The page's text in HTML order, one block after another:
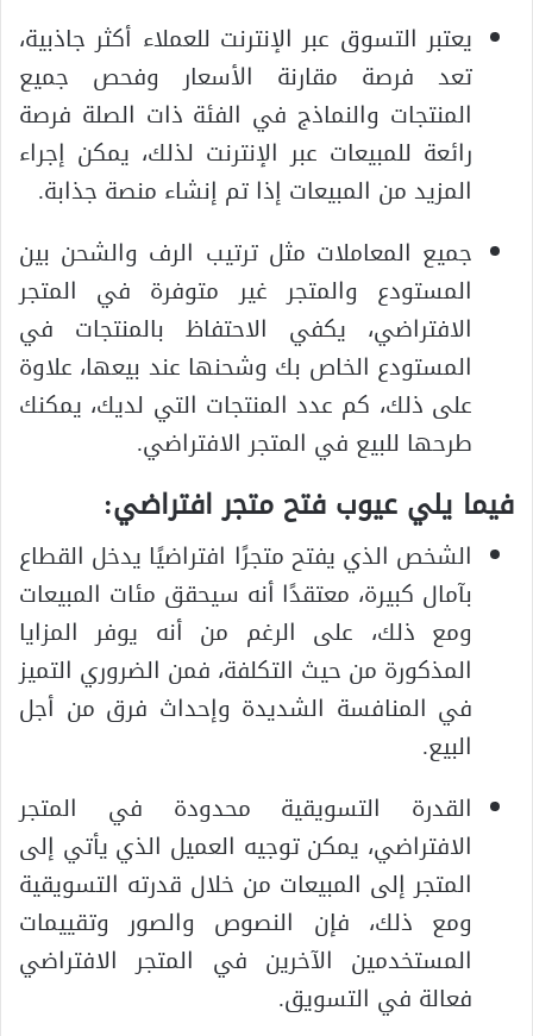
يعتبر التسوق عبر الإنترنت للعملاء أكثر جاذبية،
تعد فرصة مقارنة الأسعار وفحص جميع
المنتجات والنماذج في الفئة ذات الصلة فرصة
رائعة للمبيعات عبر الإنترنت لذلك، يمكن إجراء
المزيد من المبيعات إذا تم إنشاء منصة جذابة.
جميع المعاملات مثل ترتيب الرف والشحن بين
المستودع والمتجر غير متوفرة في المتجر
الافتراضي، يكفي الاحتفاظ بالمنتجات في
المستودع الخاص بك وشحنها عند بيعها، علاوة
على ذلك، كم عدد المنتجات التي لديك، يمكنك
طرحها للبيع في المتجر الافتراضي.
فيما يلي عيوب فتح متجر افتراضي:
الشخص الذي يفتح متجرًا افتراضيًا يدخل القطاع
بآمال كبيرة، معتقدًا أنه سيحقق مئات المبيعات
ومع ذلك، على الرغم من أنه يوفر المزايا
المذكورة من حيث التكلفة، فمن الضروري التميز
في المنافسة الشديدة وإحداث فرق من أجل
البيع.
القدرة التسويقية محدودة في المتجر
الافتراضي، يمكن توجيه العميل الذي يأتي إلى
المتجر إلى المبيعات من خلال قدرته التسويقية
ومع ذلك، فإن النصوص والصور وتقييمات
المستخدمين الآخرين في المتجر الافتراضي
فعالة في التسويق.